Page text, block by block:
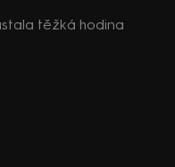
těžká hodina